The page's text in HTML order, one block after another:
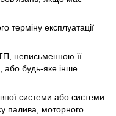
терміну експлуатації
неписьменною її
або будь-яке інше
системи або системи
палива, моторного